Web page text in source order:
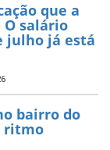
que a
O salário
julho já está
bairro do
ritmo